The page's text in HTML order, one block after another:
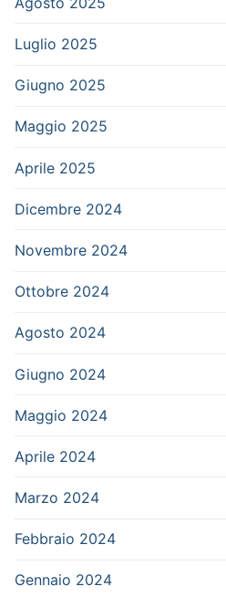
Luglio 2025
Giugno 2025
Maggio 2025
Aprile 2025
Dicembre 2024
Novembre 2024
Ottobre 2024
Agosto 2024
Giugno 2024
Maggio 2024
Aprile 2024
Marzo 2024
Febbraio 2024
Gennaio 2024